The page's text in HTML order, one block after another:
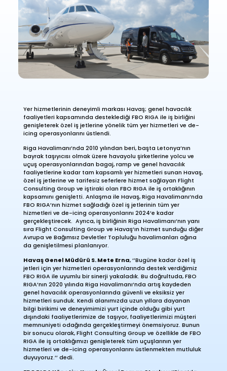
Yer hizmetlerinin deneyimli markası Havaş; genel havacılık
faaliyetleri kapsamında desteklediği FBO RIGA ile iş birliğini
genişleterek özel iş jetlerine yönelik tüm yer hizmetleri ve de-
icing operasyonlarını üstlendi.
Riga Havalimanı’nda 2010 yılından beri, başta Letonya’nın
bayrak taşıyıcısı olmak üzere havayolu şirketlerine yolcu ve
uçuş operasyonlarından bagaj, ramp ve genel havacılık
faaliyetlerine kadar tam kapsamlı yer hizmetleri sunan Havaş,
özel iş jetlerine ve tarifesiz seferlere hizmet sağlayan Flight
Consulting Group ve iştiraki olan FBO RIGA ile iş ortaklığının
kapsamını genişletti. Anlaşma ile Havaş, Riga Havalimanı’nda
FBO RIGA’nın hizmet sağladığı özel iş jetlerinin tüm yer
hizmetleri ve de-icing operasyonlarını 2024’e kadar
gerçekleştirecek. Ayrıca, iş birliğinin Riga Havalimanı’nın yanı
sıra Flight Consulting Group ve Havaş’ın hizmet sunduğu diğer
Avrupa ve Bağımsız Devletler Topluluğu havalimanları ağına
da genişletilmesi planlanıyor.
Havaş Genel Müdürü S. Mete Erna, ‘’Bugüne kadar özel iş
jetleri için yer hizmetleri operasyonlarında destek verdiğimiz
FBO RIGA ile uyumlu bir sinerji yakaladık. Bu doğrultuda, FBO
RIGA’nın 2020 yılında Riga Havalimanı’nda artış kaydeden
genel havacılık operasyonlarında güvenli ve eksiksiz yer
hizmetleri sunduk. Kendi alanımızda uzun yıllara dayanan
bilgi birikimi ve deneyimimizi yurt içinde olduğu gibi yurt
dışındaki faaliyetlerimize de taşıyor, faaliyetlerimizi müşteri
memnuniyeti odağında gerçekleştirmeyi önemsiyoruz. Bunun
bir sonucu olarak, Flight Consulting Group ve özellikle de FBO
RIGA ile iş ortaklığımızı genişleterek tüm uçuşlarının yer
hizmetleri ve de-icing operasyonlarını üstlenmekten mutluluk
duyuyoruz.’’ dedi.